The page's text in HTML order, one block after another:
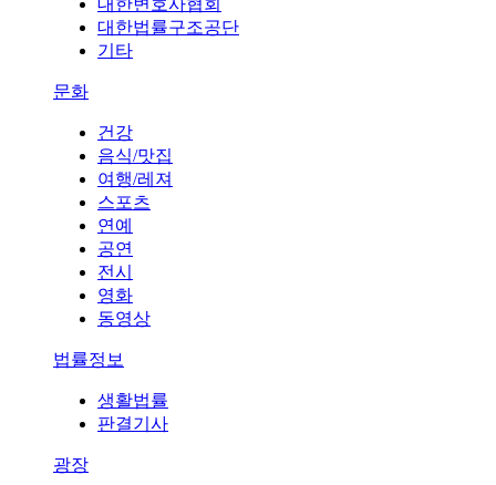
대한법률구조공단
기타
문화
건강
음식/맛집
여행/레져
스포츠
연예
공연
전시
영화
동영상
법률정보
생활법률
판결기사
광장